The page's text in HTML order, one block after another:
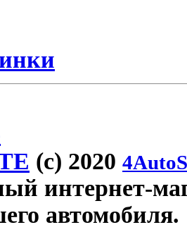
(c) 2020
интернет-
автомобиля.